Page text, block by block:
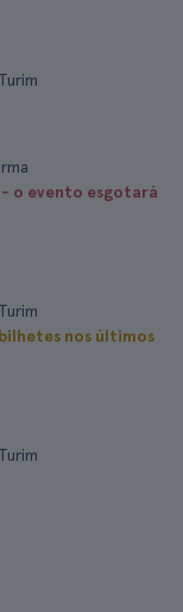
o evento esgotará
nos últimos